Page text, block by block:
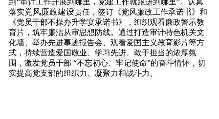
到“审计工作开展到哪里，党建工作就跟进到哪里”。认真
落实党风廉政建设责任，签订《党风廉政工作承诺书》和
《党员干部不操办升学宴承诺书》，组织观看廉政警示教
育片，筑牢廉洁从审思想防线。通过打造审计特色机关文
化墙、举办先进事迹报告会、观看爱国主义教育影片等方
式，持续营造爱国敬业、学习先进、敢于担当的浓厚氛
围，激发党员干部 “不忘初心、牢记使命”的奋斗情怀，切
实提高党支部的组织力、凝聚力和战斗力。